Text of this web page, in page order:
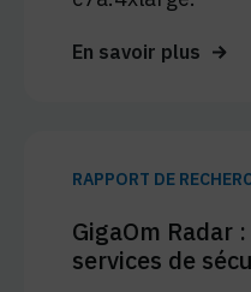
En savoir plus
RAPPORT DE
GigaOm Radar
services de